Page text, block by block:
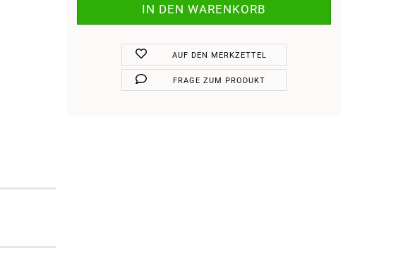
AUF DEN MERKZETTEL
FRAGE ZUM PRODUKT